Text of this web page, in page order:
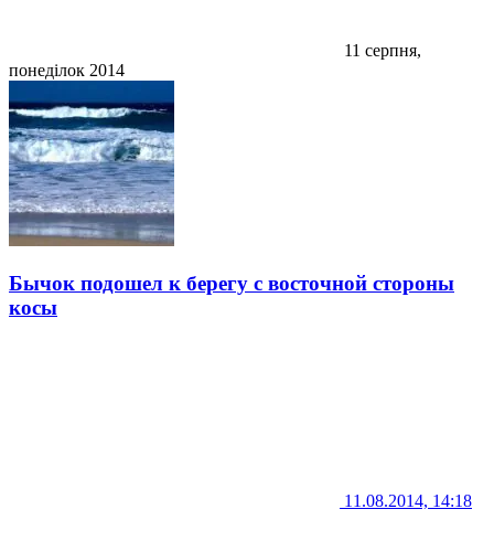
11 серпня,
понеділок 2014
Бычок подошел к берегу с восточной стороны
косы
11.08.2014, 14:18